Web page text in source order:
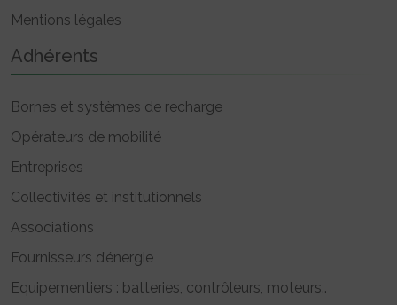
Mentions légales
Adhérents
Bornes et systèmes de recharge
Opérateurs de mobilité
Entreprises
Collectivités et institutionnels
Associations
Fournisseurs d’énergie
Equipementiers : batteries, contrôleurs, moteurs..